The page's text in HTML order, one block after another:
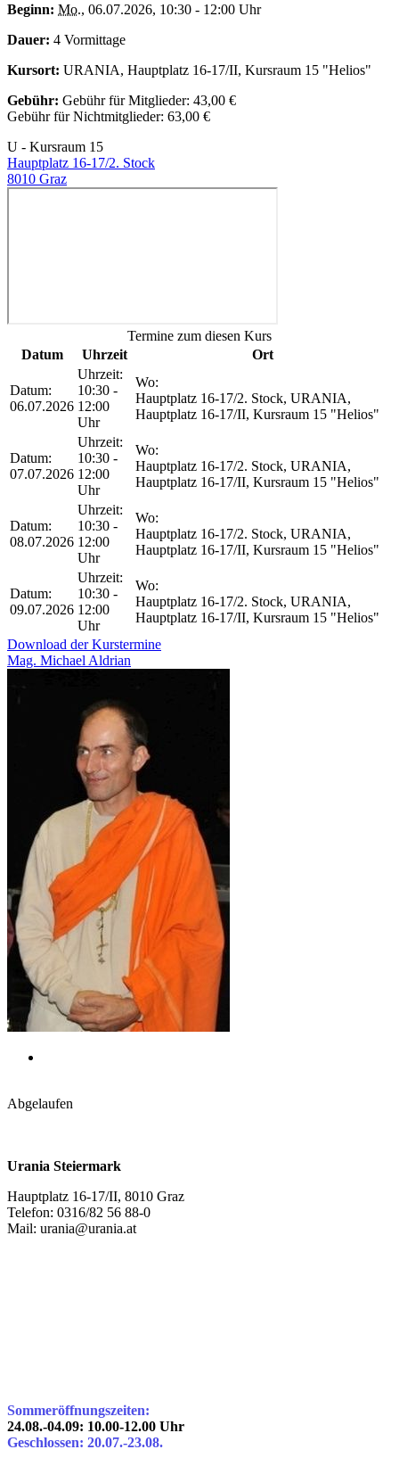
Beginn: Mo., 06.07.2026, 10:30 - 12:00 Uhr
Dauer: 4 Vormittage
Kursort: URANIA, Hauptplatz 16-17/II, Kursraum 15 "Helios"
Gebühr: Gebühr für Mitglieder: 43,00 €
Gebühr für Nichtmitglieder: 63,00 €
U - Kursraum 15
Hauptplatz 16-17/2. Stock
8010 Graz
Termine zum diesen Kurs
Datum
Uhrzeit Ort
Datum:
06.07.2026
Uhrzeit:
10:30 -
12:00
Uhr
Wo:
Hauptplatz 16-17/2. Stock, URANIA,
Hauptplatz 16-17/II, Kursraum 15 "Helios"
Datum:
07.07.2026
Uhrzeit:
10:30 -
12:00
Uhr
Wo:
Hauptplatz 16-17/2. Stock, URANIA,
Hauptplatz 16-17/II, Kursraum 15 "Helios"
Datum:
08.07.2026
Uhrzeit:
10:30 -
12:00
Uhr
Wo:
Hauptplatz 16-17/2. Stock, URANIA,
Hauptplatz 16-17/II, Kursraum 15 "Helios"
Datum:
09.07.2026
Uhrzeit:
10:30 -
12:00
Uhr
Wo:
Hauptplatz 16-17/2. Stock, URANIA,
Hauptplatz 16-17/II, Kursraum 15 "Helios"
Download der Kurstermine
Mag. Michael Aldrian
Abgelaufen
Urania Steiermark
Hauptplatz 16-17/II, 8010 Graz
Telefon: 0316/82 56 88-0
Mail: urania@urania.at
Sommeröffnungszeiten:
24.08.-04.09: 10.00-12.00 Uhr
Geschlossen: 20.07.-23.08.